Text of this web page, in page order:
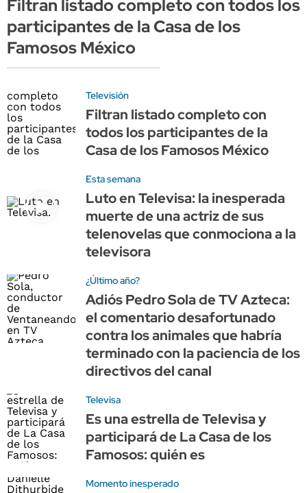
Filtran listado completo con todos los
participantes de la Casa de los
Famosos México
Televisión
Filtran listado completo con
todos los participantes de la
Casa de los Famosos México
Esta semana
Luto en Televisa: la inesperada
muerte de una actriz de sus
telenovelas que conmociona a la
televisora
¿Último año?
Adiós Pedro Sola de TV Azteca:
el comentario desafortunado
contra los animales que habría
terminado con la paciencia de los
directivos del canal
Televisa
Es una estrella de Televisa y
participará de La Casa de los
Famosos: quién es
Momento inesperado